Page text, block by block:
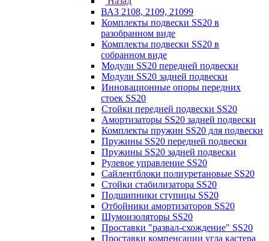
ВАЗ 2108, 2109, 21099
Комплекты подвески SS20 в
разобранном виде
Комплекты подвески SS20 в
собранном виде
Модули SS20 передней подвески
Модули SS20 задней подвески
Инновационные опоры передних
стоек SS20
Стойки передней подвески SS20
Амортизаторы SS20 задней подвески
Комплекты пружин SS20 для подвески
Пружины SS20 передней подвески
Пружины SS20 задней подвески
Рулевое управление SS20
Сайлентблоки полиуретановые SS20
Стойки стабилизатора SS20
Подшипники ступицы SS20
Отбойники амортизаторов SS20
Шумоизоляторы SS20
Проставки "развал-схождение" SS20
Проставки компенсации угла кастера